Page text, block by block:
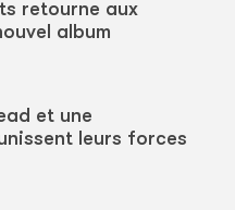
retourne aux
album
et une
leurs forces